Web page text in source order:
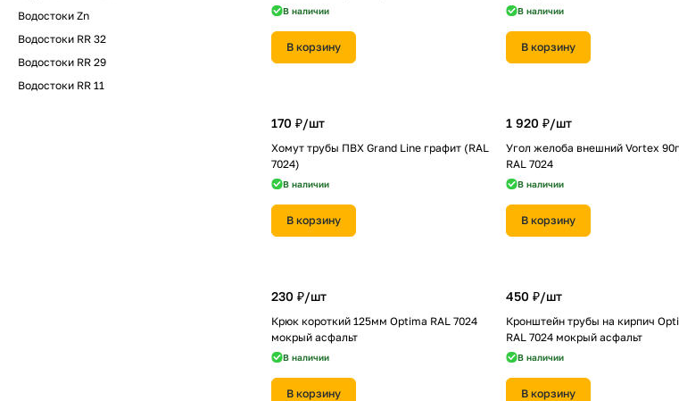
В наличии
В корзину
В наличии
В корзину
170 ₽/шт
Хомут трубы ПВХ Grand Line графит (RAL
7024)
В наличии
В корзину
1 920 ₽/шт
Угол желоба внешний Vortex
RAL 7024
В наличии
В корзину
230 ₽/шт
Крюк короткий 125мм Optima RAL 7024
мокрый асфальт
В наличии
В корзину
450 ₽/шт
Кронштейн трубы на кирпич
RAL 7024 мокрый асфальт
В наличии
В корзину
Водостоки Zn
Водостоки RR 32
Водостоки RR 29
Водостоки RR 11